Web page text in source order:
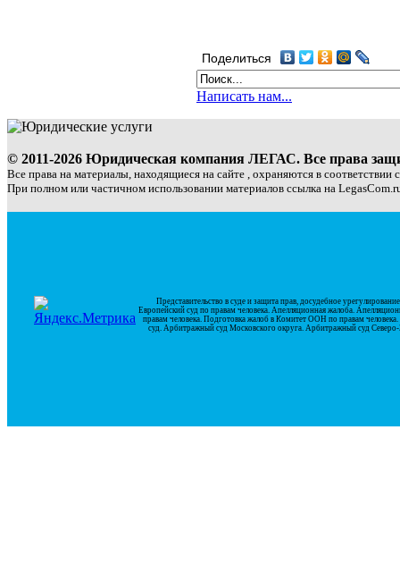
Поделиться
Написать нам...
© 2011-2026 Юридическая компания ЛЕГАС. Все права
Все права на материалы, находящиеся на сайте , охраняются в соответствии
При полном или частичном использовании материалов ссылка на
Представительство в суде и защита прав, досудебное
Европейский суд по правам человека. Апелляционная жалоба.
правам человека. Подготовка жалоб в Комитет ООН по правам
суд. Арбитражный суд Московского округа. Арбитражный суд